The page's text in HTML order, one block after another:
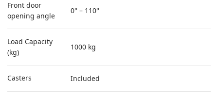
Front door
opening angle
0° – 110°
Load Capacity
(kg)
1000 kg
Casters Included